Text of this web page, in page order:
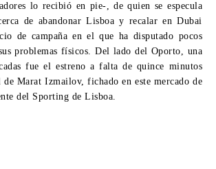
lo recibió en pie-, de quien se especula
de abandonar Lisboa y recalar en Dubai
de campaña en el que ha disputado pocos
problemas físicos. Del lado del Oporto, una
fue el estreno a falta de quince minutos
Marat Izmailov, fichado en este mercado de
del Sporting de Lisboa.